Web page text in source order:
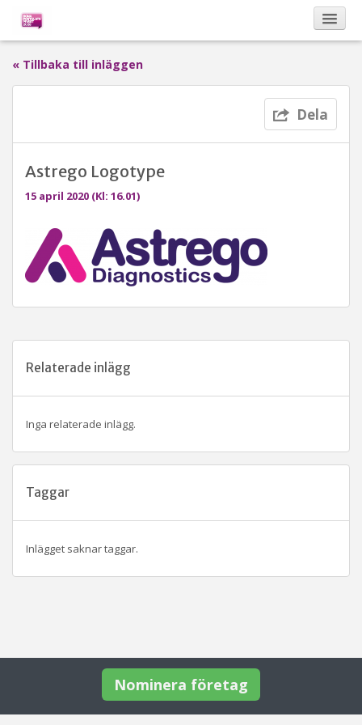
Sponsorer
Vinnare
« Tillbaka till inläggen
Dela
Astrego Logotype
15 april 2020 (Kl: 16.01)
Relaterade inlägg
Inga relaterade inlägg.
Taggar
Inlägget saknar taggar.
Nominera företag